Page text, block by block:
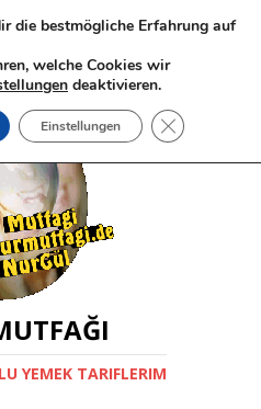
YEMEK TARIFLERIM
die bestmögliche Erfahrung auf
welche Cookies wir
deaktivieren.
Einstellungen GDPR